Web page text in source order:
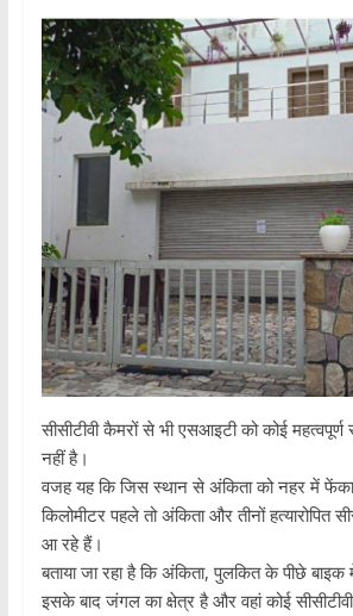
सीसीटीवी कैमरों से भी एसआइटी को कोई महत्वपूर्ण
नहीं है।
वजह यह कि जिस स्थान से अंकिता को नहर में
किलोमीटर पहले तो अंकिता और तीनों हत्यारोपित
आ रहे हैं।
बताया जा रहा है कि अंकिता, पुलकित के पीछे बाइक
इसके बाद जंगल का क्षेत्र है और वहां कोई